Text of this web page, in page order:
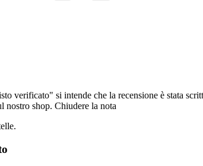
verificato" si intende che la recensione è stata
nostro shop. Chiudere la nota